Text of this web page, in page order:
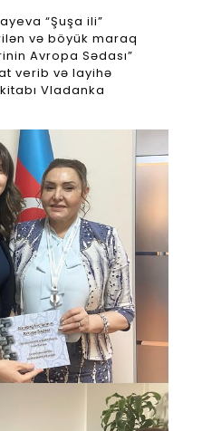
“Şuşa ili”
və böyük maraq
Avropa Sədası”
verib və layihə
Vladanka